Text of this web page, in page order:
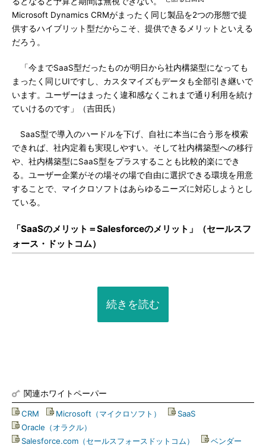
Microsoft Dynamics CRMがまったく同じ製品を2つの形態で提
供するハイブリット型だからこそ、提供できるメリットといえる
だろう。
「今までSaaS型だったものが明日から社内構築型になっても
まったく同じUIですし、カスタマイズもデータも全部引き継いで
います。ユーザーはまったく違和感なくこれまで通り利用を続け
ていけるのです」（吉田氏）
SaaS型で導入のハードルを下げ、自社に本当に合う形を模索
できれば、社内定着も実現しやすい。そして社内構築型への移行
や、社内構築型にSaaS型をプラスすることも比較的楽にでき
る。ユーザー企業がその場その場で自由に選択できる環境を用意
することで、マイクロソフトはあらゆるニーズに対応しようとし
ている。
「SaaSのメリット＝Salesforceのメリット」（セールスフ
ォース・ドットコム）
続きを読む
関連ホワイトペーパー
CRM Microsoft（マイクロソフト） SaaS
Oracle（オラクル）
Salesforce.com（セールスフォースドットコム）
ベンダー